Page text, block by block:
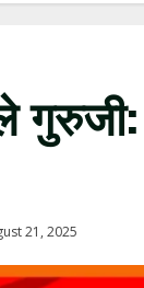
21, 2025